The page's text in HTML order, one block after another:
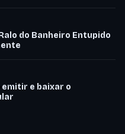
do Banheiro Entupido
emitir e baixar o